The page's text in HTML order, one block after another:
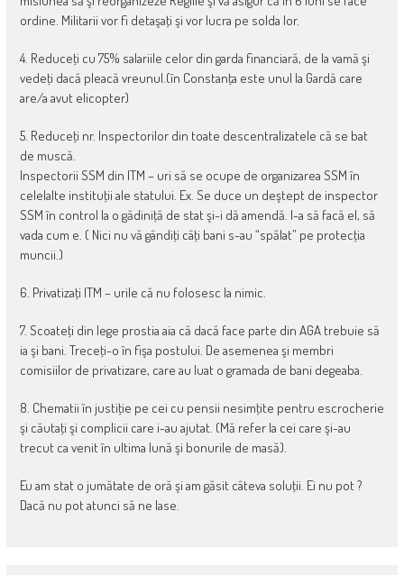
ordine. Militarii vor fi detaşaţi şi vor lucra pe solda lor.
4. Reduceţi cu 75% salariile celor din garda financiară, de la vamă şi
vedeţi dacă pleacă vreunul.(în Constanţa este unul la Gardă care
are/a avut elicopter)
5. Reduceţi nr. Inspectorilor din toate descentralizatele că se bat
de muscă.
Inspectorii SSM din ITM – uri să se ocupe de organizarea SSM în
celelalte instituţii ale statului. Ex. Se duce un deştept de inspector
SSM în control la o gădiniţă de stat şi-i dă amendă. I-a să facă el, să
vada cum e. ( Nici nu vă gândiţi câţi bani s-au “spălat” pe protecţia
muncii.)
6. Privatizaţi ITM – urile că nu folosesc la nimic.
7. Scoateţi din lege prostia aia că dacă face parte din AGA trebuie să
ia şi bani. Treceţi-o în fişa postului. De asemenea şi membri
comisiilor de privatizare, care au luat o gramada de bani degeaba.
8. Chematii în justiţie pe cei cu pensii nesimţite pentru escrocherie
şi căutaţi şi complicii care i-au ajutat. (Mă refer la cei care şi-au
trecut ca venit în ultima lună şi bonurile de masă).
Eu am stat o jumătate de oră şi am găsit câteva soluţii. Ei nu pot ?
Dacă nu pot atunci să ne lase.